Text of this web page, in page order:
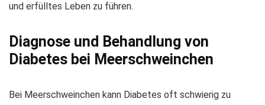
und erfülltes Leben zu führen.
Diagnose und Behandlung von
Diabetes bei Meerschweinchen
Bei Meerschweinchen kann Diabetes oft schwierig zu